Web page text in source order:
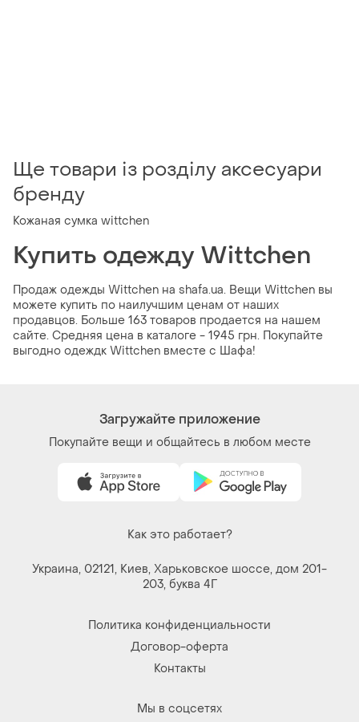
Ще товари із розділу аксесуари
бренду
Кожаная сумка wittchen
Купить одежду Wittchen
Продаж одежды Wittchen на shafa.ua. Вещи Wittchen вы
можете купить по наилучшим ценам от наших
продавцов. Больше 163 товаров продается на нашем
сайте. Средняя цена в каталоге - 1945 грн. Покупайте
выгодно одеждк Wittchen вместе с Шафа!
Загружайте приложение
Покупайте вещи и общайтесь в любом месте
Как это работает?
Украина, 02121, Киев, Харьковское шоссе, дом 201-
203, буква 4Г
Политика конфиденциальности
Договор-оферта
Контакты
Мы в соцсетях